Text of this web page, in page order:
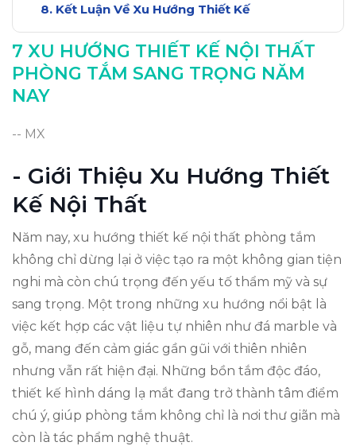
Kết Luận Về Xu Hướng Thiết Kế
7 XU HƯỚNG THIẾT KẾ NỘI THẤT
PHÒNG TẮM SANG TRỌNG NĂM
NAY
-- MX
- Giới Thiệu Xu Hướng Thiết
Kế Nội Thất
Năm nay, xu hướng thiết kế nội thất phòng tắm
không chỉ dừng lại ở việc tạo ra một không gian tiện
nghi mà còn chú trọng đến yếu tố thẩm mỹ và sự
sang trọng. Một trong những xu hướng nổi bật là
việc kết hợp các vật liệu tự nhiên như đá marble và
gỗ, mang đến cảm giác gần gũi với thiên nhiên
nhưng vẫn rất hiện đại. Những bồn tắm độc đáo,
thiết kế hình dáng lạ mắt đang trở thành tâm điểm
chú ý, giúp phòng tắm không chỉ là nơi thư giãn mà
còn là tác phẩm nghệ thuật.